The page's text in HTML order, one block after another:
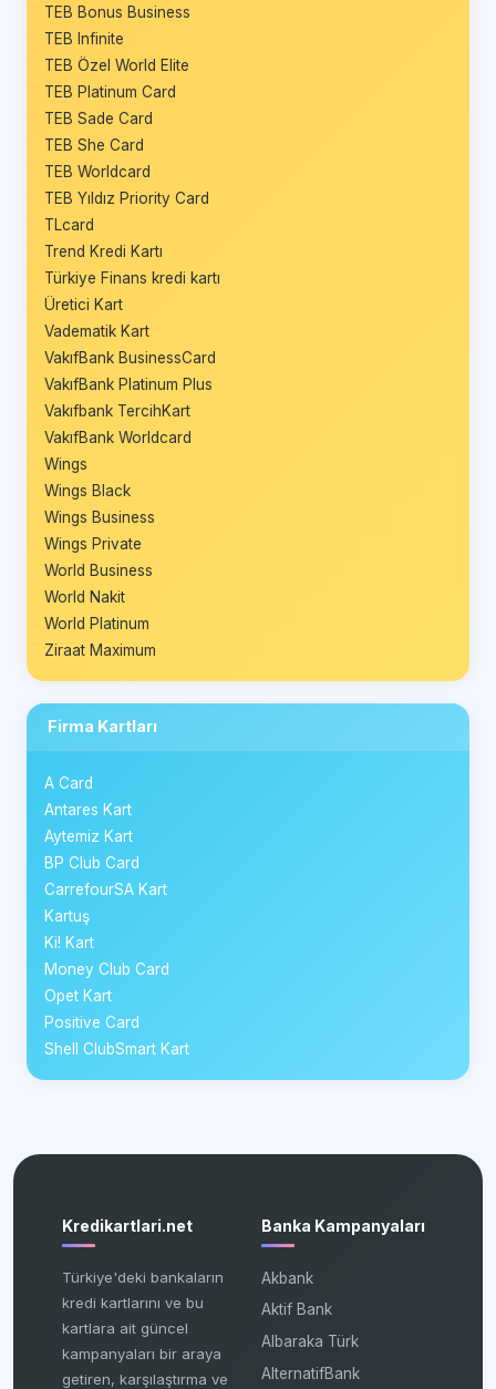
TEB Bonus Business
TEB Infinite
TEB Özel World Elite
TEB Platinum Card
TEB Sade Card
TEB She Card
TEB Worldcard
TEB Yıldız Priority Card
TLcard
Trend Kredi Kartı
Türkiye Finans kredi kartı
Üretici Kart
Vadematik Kart
VakıfBank BusinessCard
VakıfBank Platinum Plus
Vakıfbank TercihKart
VakıfBank Worldcard
Wings
Wings Black
Wings Business
Wings Private
World Business
World Nakit
World Platinum
Ziraat Maximum
Firma Kartları
A Card
Antares Kart
Aytemiz Kart
BP Club Card
CarrefourSA Kart
Kartuş
Ki! Kart
Money Club Card
Opet Kart
Positive Card
Shell ClubSmart Kart
Kredikartlari.net
Türkiye'deki bankaların
kredi kartlarını ve bu
kartlara ait güncel
kampanyaları bir araya
getiren, karşılaştırma ve
Banka Kampanyaları
Akbank
Aktif Bank
Albaraka Türk
AlternatifBank